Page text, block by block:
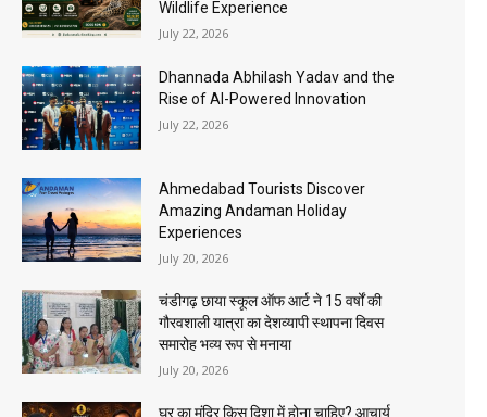
Wildlife Experience
July 22, 2026
Dhannada Abhilash Yadav and the
Rise of AI-Powered Innovation
July 22, 2026
Ahmedabad Tourists Discover
Amazing Andaman Holiday
Experiences
July 20, 2026
चंडीगढ़ छाया स्कूल ऑफ आर्ट ने 15 वर्षों की
गौरवशाली यात्रा का देशव्यापी स्थापना दिवस
समारोह भव्य रूप से मनाया
July 20, 2026
घर का मंदिर किस दिशा में होना चाहिए? आचार्य